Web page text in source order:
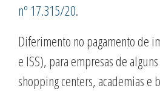
nº 17.315/20.
Diferimento no pagamento de
e ISS), para empresas de
shopping centers, academias e